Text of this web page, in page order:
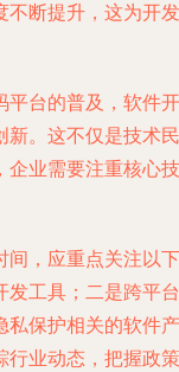
不断提升，这为开发
平台的普及，软件开
新。这不仅是技术民
企业需要注重核心技
间，应重点关注以下
发工具；二是跨平台
私保护相关的软件产
行业动态，把握政策